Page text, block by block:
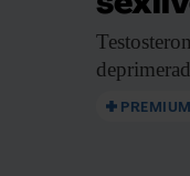
PREMIUM